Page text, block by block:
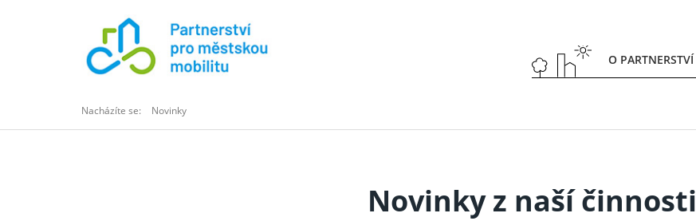
O PARTNERSTVÍ
Nacházíte se: Novinky
Novinky z naší činnosti